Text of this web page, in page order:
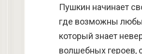
Пушкин начинает
где возможны
который знает
волшебных героев,